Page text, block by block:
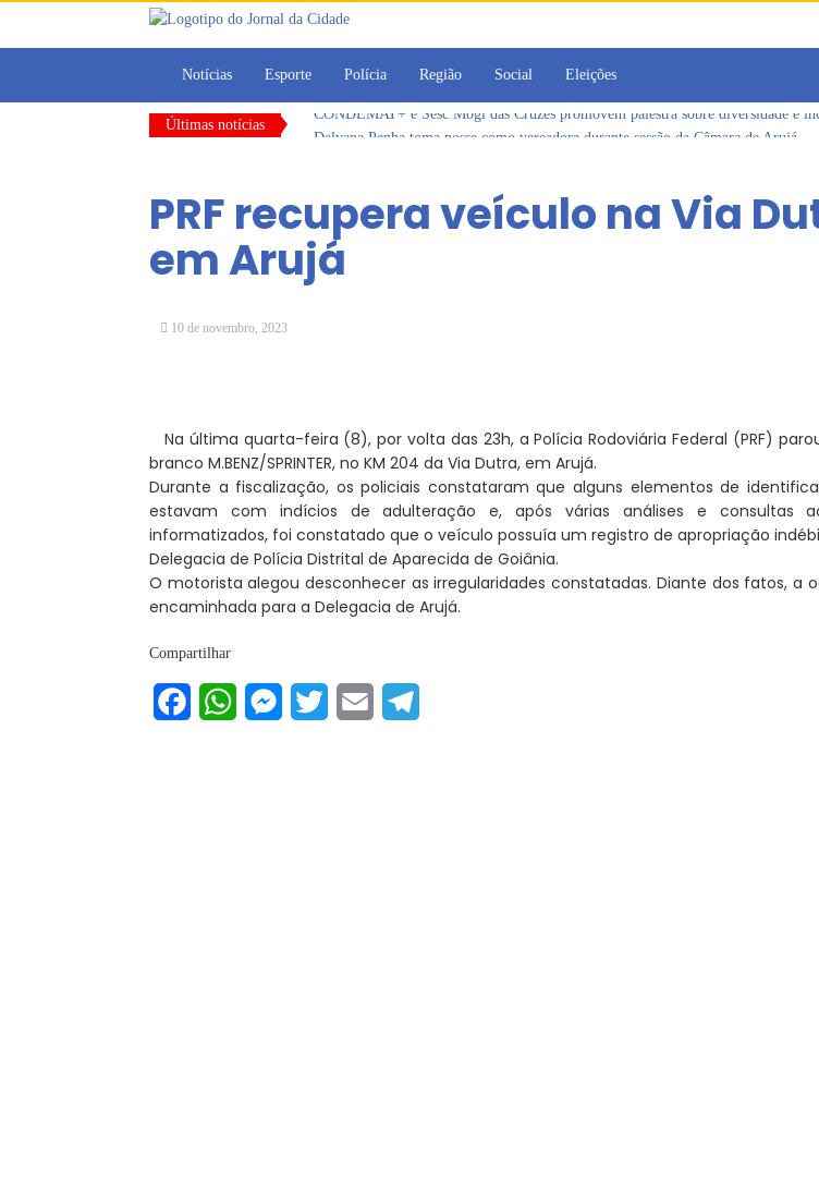
Notícias Esporte Polícia Região Social Eleições
Últimas notícias
CONDEMAT+ e Sesc Mogi das Cruzes promovem palestra sobre diversidade e
Dalvana Penha toma posse como vereadora durante sessão da Câmara de Arujá
Com estratégias reforçadas de multivacinação, Arujá não registra casos de sarampo
Vereadores Mirins iniciam jornada no Legislativo com participação em Sessão
CONDEMAT+ e Sesc Mogi das Cruzes promovem palestra sobre diversidade e
PRF recupera veículo na Via
em Arujá
10 de novembro, 2023
Na última quarta-feira (8), por volta das 23h, a Polícia Rodoviária Federal (PRF)
branco M.BENZ/SPRINTER, no KM 204 da Via Dutra, em Arujá.
Durante a fiscalização, os policiais constataram que alguns elementos de
estavam com indícios de adulteração e, após várias análises e consultas
informatizados, foi constatado que o veículo possuía um registro de apropriação
Delegacia de Polícia Distrital de Aparecida de Goiânia.
O motorista alegou desconhecer as irregularidades constatadas. Diante dos fatos, a
encaminhada para a Delegacia de Arujá.
Compartilhar
FacebookWhatsAppMessenger
Twitter Email